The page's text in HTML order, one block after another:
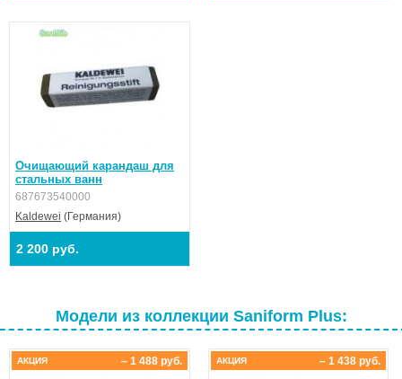
Очищающий карандаш для
стальных ванн
687673540000
Kaldewei (Германия)
2 200 руб.
Модели из коллекции Saniform Plus:
– 1 488 руб.
АКЦИЯ – 1 438 руб.
АКЦИЯ